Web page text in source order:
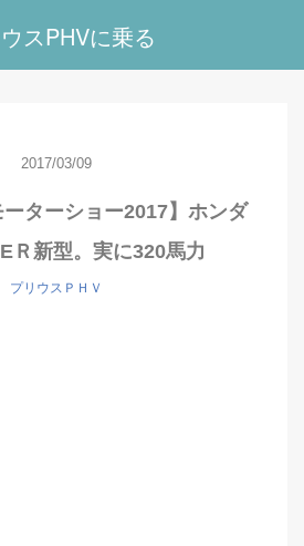
スPHVに乗る
2017/03/09
ーターショー2017】ホンダ
Ｒ新型。実に320馬力
プリウスＰＨＶ